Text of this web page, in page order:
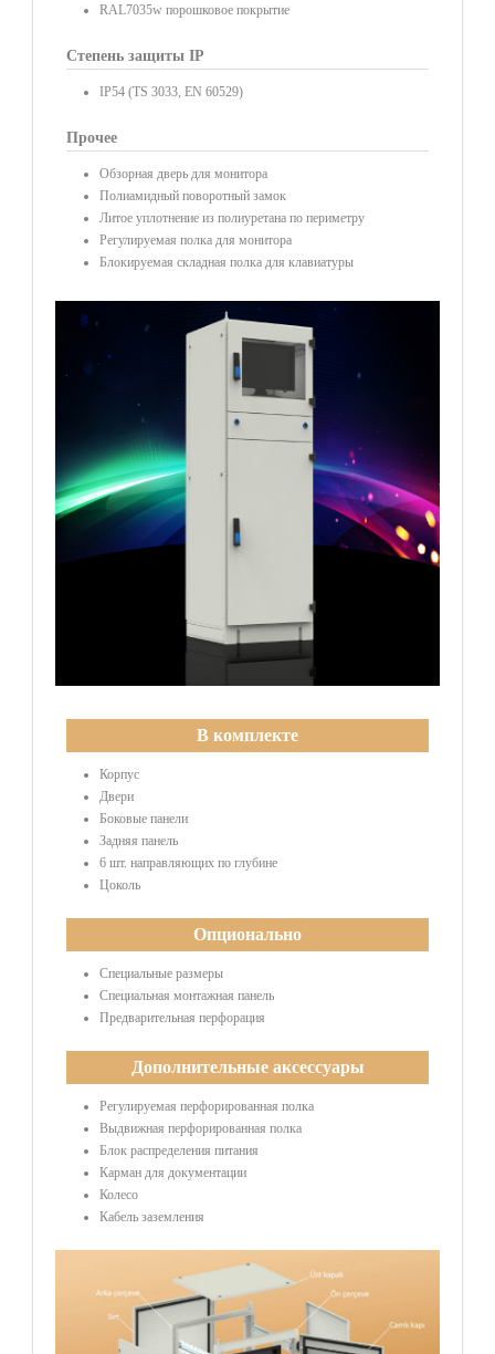
RAL7035w порошковое покрытие
Степень защиты IP
IP54 (TS 3033, EN 60529)
Прочее
Обзорная дверь для монитора
Полиамидный поворотный замок
Литое уплотнение из полиуретана по периметру
Регулируемая полка для монитора
Блокируемая складная полка для клавиатуры
В комплекте
Корпус
Двери
Боковые панели
Задняя панель
6 шт. направляющих по глубине
Цоколь
Опционально
Специальныe размеры
Специальная монтажная панель
Предварительная перфорация
Дополнительные аксессуары
Регулируемая перфорированная полка
Выдвижная перфорированная полка
Блок распределения питания
Карман для документации
Колесо
Кабель заземления